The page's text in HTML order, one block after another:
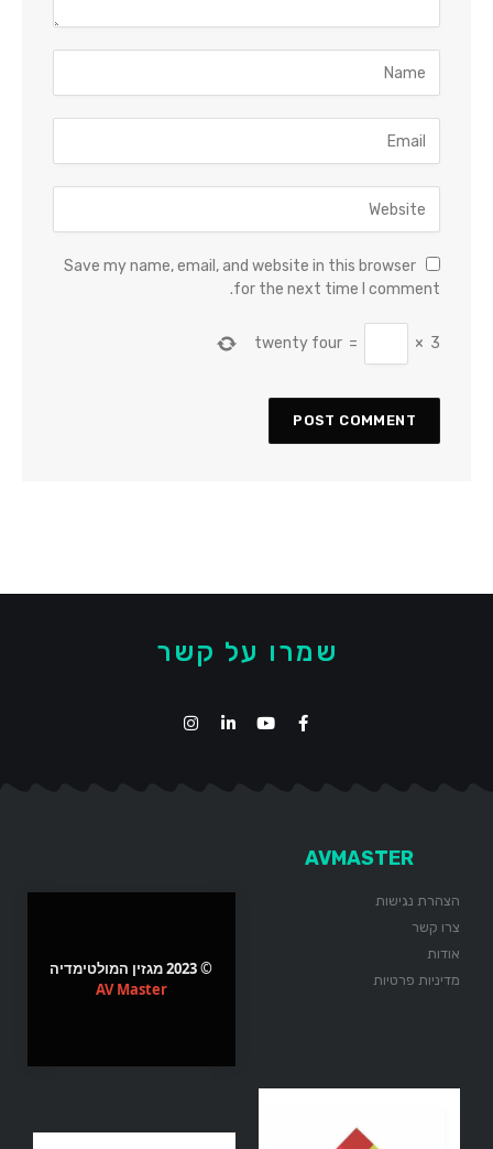
Save my name, email, and website in this browser
for the next time I comment.
3
×
=
twenty four
שמרו על קשר
AVMASTER
הצהרת נגישות
צרו קשר
אודות
מדיניות פרטיות
© 2023 מגזין המולטימדיה
AV Master